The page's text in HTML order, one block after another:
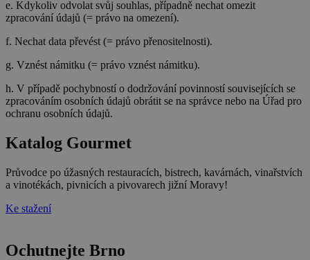
e. Kdykoliv odvolat svůj souhlas, případně nechat omezit
zpracování údajů (= právo na omezení).
f. Nechat data převést (= právo přenositelnosti).
g. Vznést námitku (= právo vznést námitku).
h. V případě pochybností o dodržování povinností souvisejících se
zpracováním osobních údajů obrátit se na správce nebo na Úřad pro
ochranu osobních údajů.
Katalog Gourmet
Průvodce po úžasných restauracích, bistrech, kavárnách, vinařstvích
a vinotékách, pivnicích a pivovarech jižní Moravy!
Ke stažení
Ochutnejte Brno